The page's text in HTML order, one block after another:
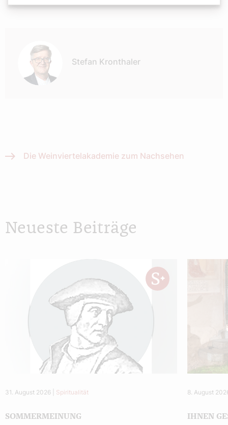
Stefan Kronthaler
Die Weinviertelakademie zum Nachsehen
Neueste Beiträge
31. August 2026 Spiritualität
SOMMERMEINUNG
8. August
IHNEN